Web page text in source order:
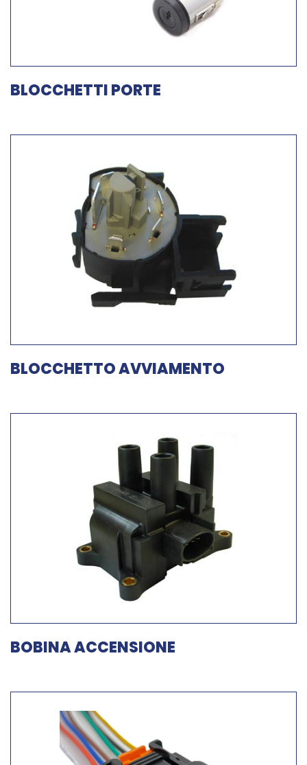
BLOCCHETTI PORTE
BLOCCHETTO AVVIAMENTO
BOBINA ACCENSIONE